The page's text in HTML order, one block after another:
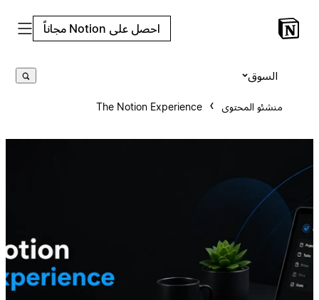
احصل على Notion مجاناً
منشئو المحتوى The Notion Experience